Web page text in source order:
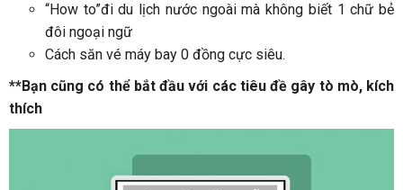
“How to”đi du lịch nước ngoài mà không biết 1 chữ bẻ
đôi ngoại ngữ
Cách săn vé máy bay 0 đồng cực siêu.
**Bạn cũng có thể bắt đầu với các tiêu đề gây tò mò, kích
thích